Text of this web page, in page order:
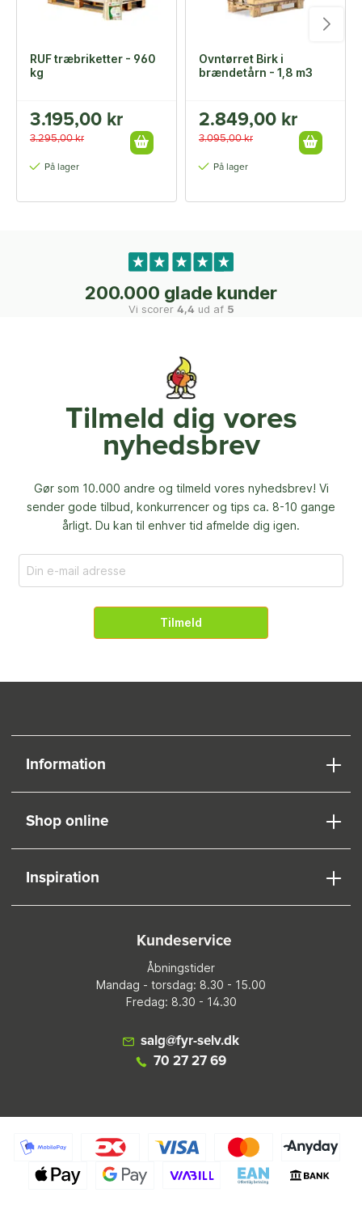
RUF træbriketter - 960
kg
3.195,00 kr
3.295,00 kr
På lager
Ovntørret Birk i
brændetårn - 1,8 m3
2.849,00 kr
3.095,00 kr
På lager
200.000 glade kunder
Vi scorer 4,4 ud af 5
Tilmeld dig vores
nyhedsbrev
Gør som 10.000 andre og tilmeld vores nyhedsbrev! Vi
sender gode tilbud, konkurrencer og tips ca. 8-10 gange
årligt. Du kan til enhver tid afmelde dig igen.
Tilmeld
Information
Shop online
Inspiration
Kundeservice
Åbningstider
Mandag - torsdag: 8.30 - 15.00
Fredag: 8.30 - 14.30
salg@fyr-selv.dk
70 27 27 69